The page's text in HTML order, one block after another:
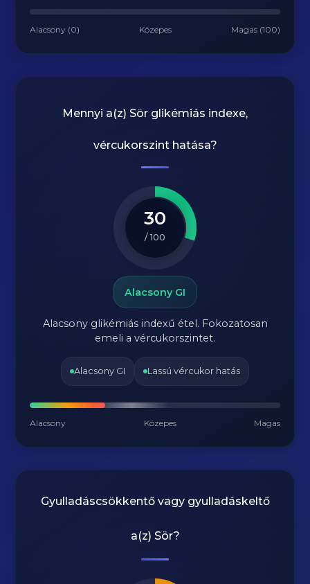
Alacsony (0) Közepes Magas (100)
Mennyi a(z) Sör glikémiás indexe,
vércukorszint hatása?
30
/ 100
Alacsony GI
Alacsony glikémiás indexű étel. Fokozatosan
emeli a vércukorszintet.
Alacsony GI Lassú vércukor hatás
Alacsony Közepes Magas
Gyulladáscsökkentő vagy gyulladáskeltő
a(z) Sör?